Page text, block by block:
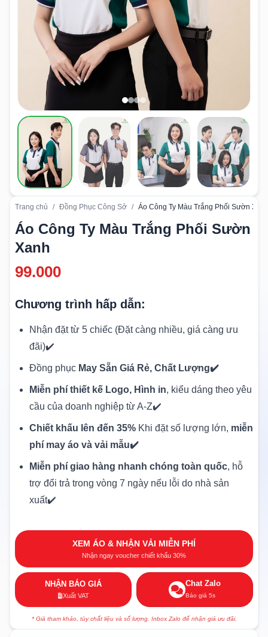
Trang chủ / Đồng Phục Công Sở / Áo Công Ty Màu Trắng Phối Sườn
Áo Công Ty Màu Trắng Phối Sườn
Xanh
99.000
Chương trình hấp dẫn:
Nhận đặt từ 5 chiếc (Đặt càng nhiều, giá càng ưu
đãi)✔️
Đồng phục May Sẵn Giá Rẻ, Chất Lượng✔️
Miễn phí thiết kế Logo, Hình in, kiểu dáng theo yêu
cầu của doanh nghiệp từ A-Z✔️
Chiết khấu lên đến 35% Khi đặt số lượng lớn, miễn
phí may áo và vải mẫu✔️
Miễn phí giao hàng nhanh chóng toàn quốc, hỗ
trợ đổi trả trong vòng 7 ngày nếu lỗi do nhà sản
xuất✔️
XEM ÁO & NHẬN VẢI MIỄN PHÍ
Nhận ngay voucher chiết khấu 30%
NHẬN BÁO GIÁ
Xuất VAT
Chat Zalo
Báo giá 5s
* Giá tham khảo, tùy chất liệu và số lượng. Inbox Zalo để nhận giá ưu đãi.